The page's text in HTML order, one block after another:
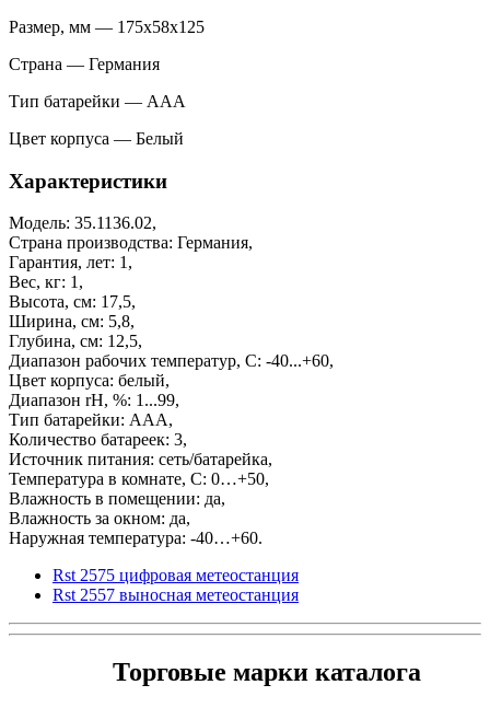
Размер, мм — 175x58x125
Страна — Германия
Тип батарейки — AAA
Цвет корпуса — Белый
Характеристики
Модель: 35.1136.02,
Страна производства: Германия,
Гарантия, лет: 1,
Вес, кг: 1,
Высота, см: 17,5,
Ширина, см: 5,8,
Глубина, см: 12,5,
Диапазон рабочих температур, С: -40...+60,
Цвет корпуса: белый,
Диапазон rH, %: 1...99,
Тип батарейки: ААА,
Количество батареек: 3,
Источник питания: сеть/батарейка,
Температура в комнате, С: 0…+50,
Влажность в помещении: да,
Влажность за окном: да,
Наружная температура: -40…+60.
Rst 2575 цифровая метеостанция
Rst 2557 выносная метеостанция
Торговые марки каталога